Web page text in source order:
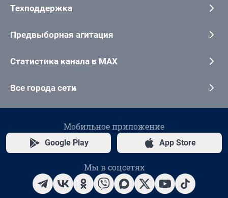
Техподдержка
Предвыборная агитация
Статистика канала в MAX
Все города сети
Мобильное приложение
Google Play App Store
Мы в соцсетях